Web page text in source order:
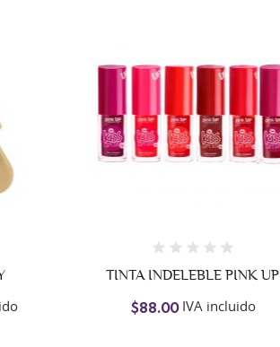
TINTA INDELEBLE PINK UP
$88.00IVA incluido